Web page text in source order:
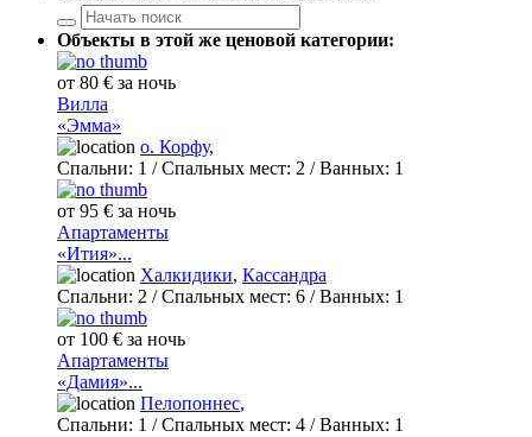
Объекты в этой же ценовой категории:
от 80 € за ночь
Вилла
«Эмма»
о. Корфу,
Спальни: 1 / Спальных мест: 2 /Ванных: 1
от 95 € за ночь
Апартаменты
«Ития»...
Халкидики, Кассандра
Спальни: 2 / Спальных мест: 6 /Ванных: 1
от 100 € за ночь
Апартаменты
«Дамия»...
Пелопоннес,
Спальни: 1 / Спальных мест: 4 /Ванных: 1